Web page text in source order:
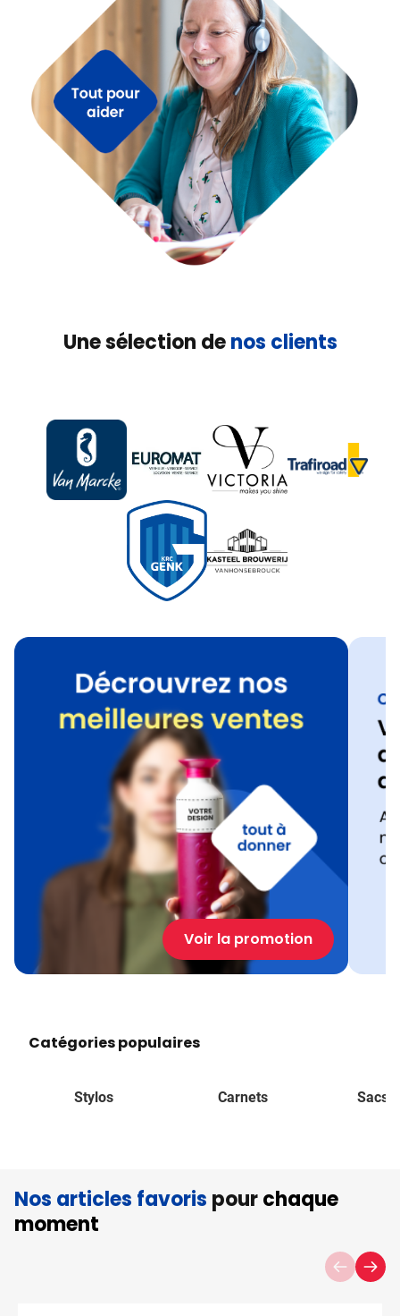
Une sélection denos clients
Voir la promotion
Catégories populaires
Stylos Carnets Sacs
Nos articles favoris pourchaque
moment